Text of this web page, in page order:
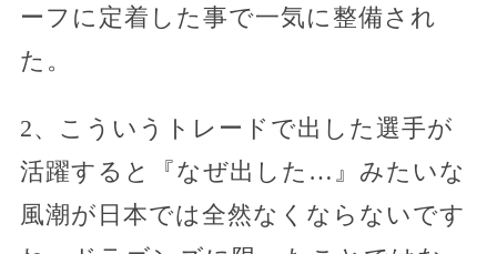
ーフに定着した事で一気に整備され
た。
2、こういうトレードで出した選手が
活躍すると『なぜ出した…』みたいな
風潮が日本では全然なくならないです